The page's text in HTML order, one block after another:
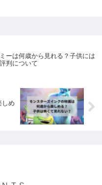
ーは何歳から見れる？子供には
判について
しめ